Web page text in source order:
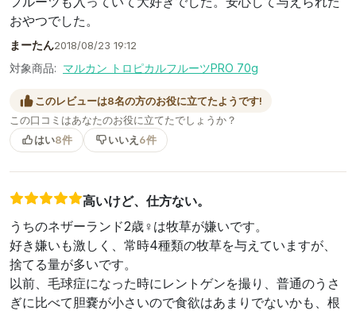
おやつでした。
まーたん2018/08/23 19:12
対象商品: マルカン トロピカルフルーツPRO 70g
このレビューは8名の方のお役に立てたようです!
この口コミはあなたのお役に立てたでしょうか？
はい8件 いいえ 6件
高いけど、仕方ない。
うちのネザーランド2歳♀は牧草が嫌いです。
好き嫌いも激しく、常時4種類の牧草を与えていますが、
捨てる量が多いです。
以前、毛球症になった時にレントゲンを撮り、普通のうさ
ぎに比べて胆嚢が小さいので食欲はあまりでないかも、根